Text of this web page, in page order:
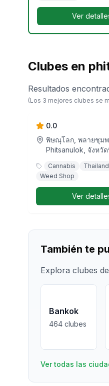
Ver
Clubes en
Resultados
(Los 3 mejores clubes se
Greenbird
0.0
พิษณุโลก, พลายชุม
Phitsanulok, จังหวั
Cannabis
Thailand
Weed Shop
Ver
También te
Explora clubes
Bankok
464 clubes
Ver todas las